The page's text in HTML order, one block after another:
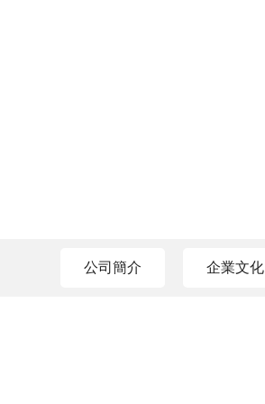
公司簡介 企業文化